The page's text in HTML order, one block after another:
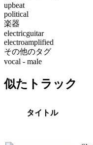
upbeat
political
楽器
electricguitar
electroamplified
その他のタグ
vocal - male
似たトラック
タイトル